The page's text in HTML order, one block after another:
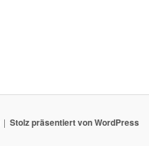
Stolz präsentiert von WordPress